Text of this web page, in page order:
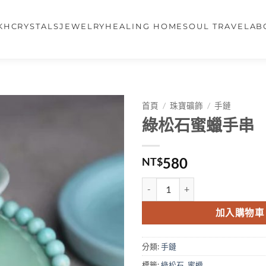
CRYSTALSJEWELRY HEALING HOMESOUL TRAVEL
首頁 / 珠寶礦飾 / 手鏈
綠松石蜜蠟手串
NT$580
加入購物車
分類:手鏈